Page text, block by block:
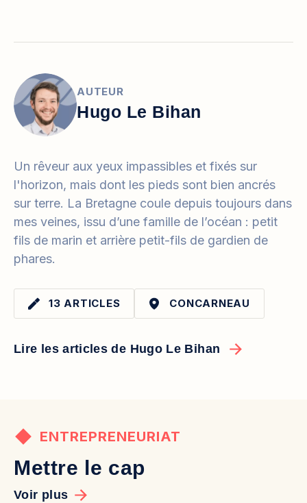
AUTEUR
Hugo Le Bihan
Un rêveur aux yeux impassibles et fixés sur
l'horizon, mais dont les pieds sont bien ancrés
sur terre. La Bretagne coule depuis toujours dans
mes veines, issu d’une famille de l’océan : petit
fils de marin et arrière petit-fils de gardien de
phares.
13 ARTICLES CONCARNEAU
Lire les articles de Hugo Le Bihan
Mettre le cap
ENTREPRENEURIAT
Voir plus